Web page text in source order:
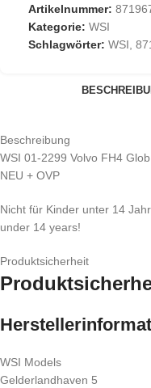
Artikelnummer:
Kategorie: WSI
Schlagwörter: WSI,
Beschreibung
WSI 01-2299 Volvo FH4
NEU + OVP
Nicht für Kinder unter 14
under 14 years!
Produktsicherheit
WSI Models
Gelderlandhaven 5